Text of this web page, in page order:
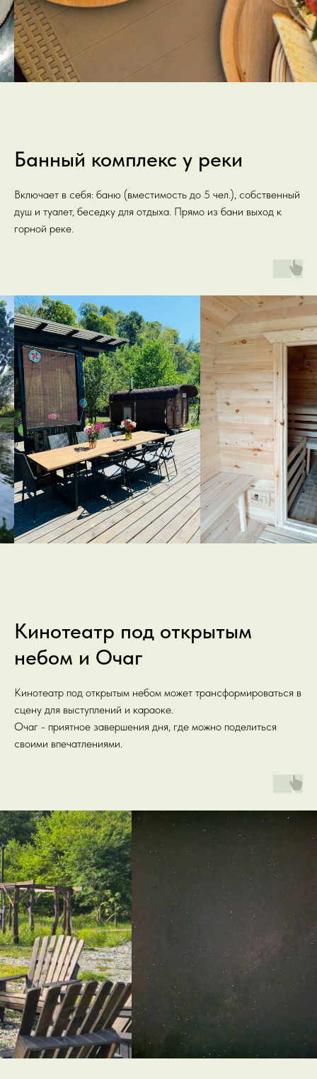
Банный комплекс у реки
Включает в себя: баню (вместимость до 5 чел.), собственный
душ и туалет, беседку для отдыха. Прямо из бани выход к
горной реке.
Кинотеатр под открытым
небом и Очаг
Кинотеатр под открытым небом может трансформироваться в
сцену для выступлений и караоке.
Очаг - приятное завершения дня, где можно поделиться
своими впечатлениями.